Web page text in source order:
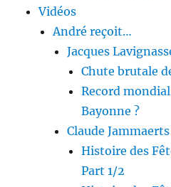
Vidéos
André reçoit…
Jacques
Chute brutale
Record
Bayonne ?
Claude Jammaerts
Histoire des
Part 1/2